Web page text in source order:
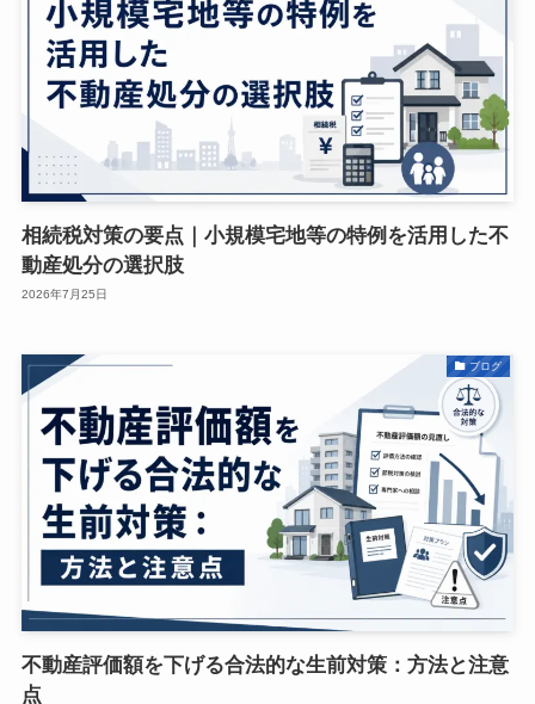
相続税対策の要点｜小規模宅地等の特例を活用した不
動産処分の選択肢
2026年7月25日
ブログ
不動産評価額を下げる合法的な生前対策：方法と注意
点